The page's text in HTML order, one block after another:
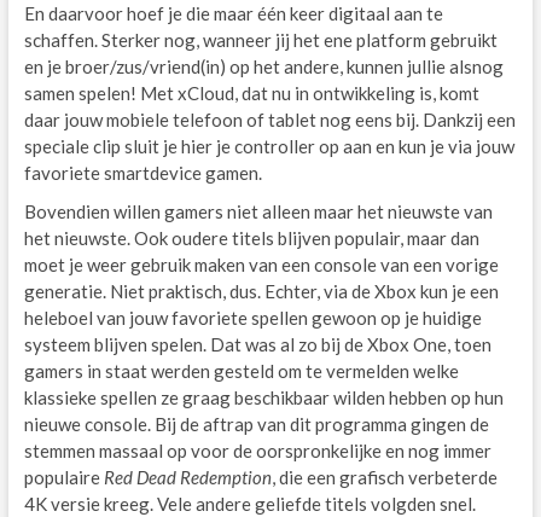
En daarvoor hoef je die maar één keer digitaal aan te
schaffen. Sterker nog, wanneer jij het ene platform gebruikt
en je broer/zus/vriend(in) op het andere, kunnen jullie alsnog
samen spelen! Met xCloud, dat nu in ontwikkeling is, komt
daar jouw mobiele telefoon of tablet nog eens bij. Dankzij een
speciale clip sluit je hier je controller op aan en kun je via jouw
favoriete smartdevice gamen.
Bovendien willen gamers niet alleen maar het nieuwste van
het nieuwste. Ook oudere titels blijven populair, maar dan
moet je weer gebruik maken van een console van een vorige
generatie. Niet praktisch, dus. Echter, via de Xbox kun je een
heleboel van jouw favoriete spellen gewoon op je huidige
systeem blijven spelen. Dat was al zo bij de Xbox One, toen
gamers in staat werden gesteld om te vermelden welke
klassieke spellen ze graag beschikbaar wilden hebben op hun
nieuwe console. Bij de aftrap van dit programma gingen de
stemmen massaal op voor de oorspronkelijke en nog immer
populaire Red Dead Redemption, die een grafisch verbeterde
4K versie kreeg. Vele andere geliefde titels volgden snel.